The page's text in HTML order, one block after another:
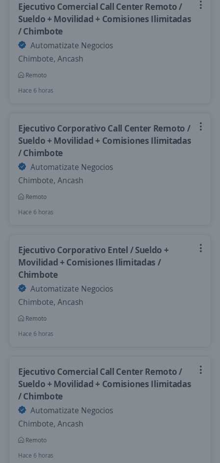
Ejecutivo Comercial Call Center Remoto /
Sueldo + Movilidad + Comisiones Ilimitadas
/ Chimbote
Automatizate Negocios
Chimbote, Ancash
Remoto
Hace 6 horas
Ejecutivo Corporativo Call Center Remoto /
Sueldo + Movilidad + Comisiones Ilimitadas
/ Chimbote
Automatizate Negocios
Chimbote, Ancash
Remoto
Hace 6 horas
Ejecutivo Corporativo Entel / Sueldo +
Movilidad + Comisiones Ilimitadas /
Chimbote
Automatizate Negocios
Chimbote, Ancash
Remoto
Hace 6 horas
Ejecutivo Comercial Call Center Remoto /
Sueldo + Movilidad + Comisiones Ilimitadas
/ Chimbote
Automatizate Negocios
Chimbote, Ancash
Remoto
Hace 6 horas